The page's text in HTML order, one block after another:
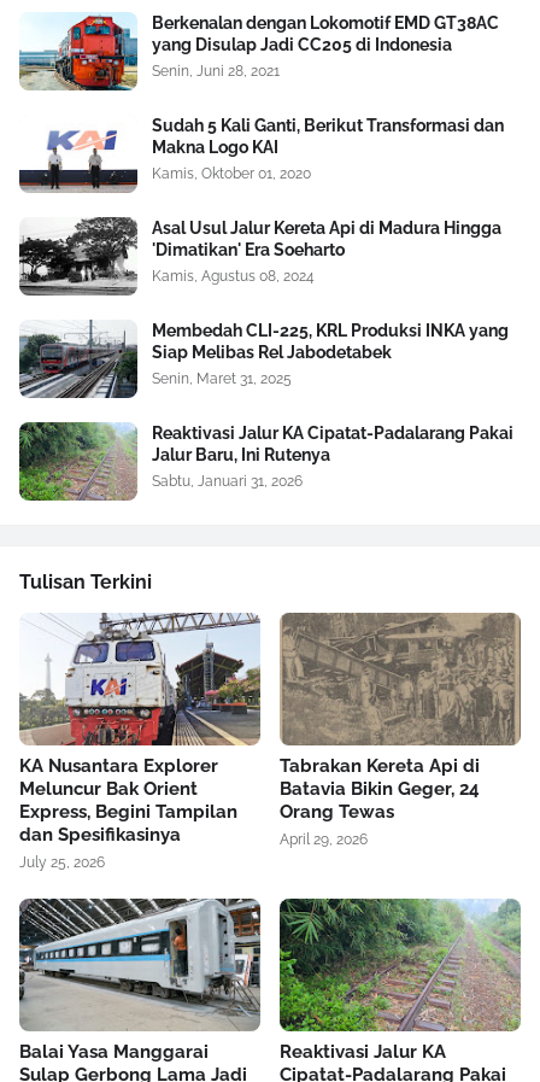
Berkenalan dengan Lokomotif EMD GT38AC
yang Disulap Jadi CC205 di Indonesia
Senin, Juni 28, 2021
Sudah 5 Kali Ganti, Berikut Transformasi dan
Makna Logo KAI
Kamis, Oktober 01, 2020
Asal Usul Jalur Kereta Api di Madura Hingga
'Dimatikan' Era Soeharto
Kamis, Agustus 08, 2024
Membedah CLI-225, KRL Produksi INKA yang
Siap Melibas Rel Jabodetabek
Senin, Maret 31, 2025
Reaktivasi Jalur KA Cipatat-Padalarang Pakai
Jalur Baru, Ini Rutenya
Sabtu, Januari 31, 2026
Tulisan Terkini
KA Nusantara Explorer
Meluncur Bak Orient
Express, Begini Tampilan
dan Spesifikasinya
July 25, 2026
Tabrakan Kereta Api di
Batavia Bikin Geger, 24
Orang Tewas
April 29, 2026
Balai Yasa Manggarai
Sulap Gerbong Lama Jadi
Reaktivasi Jalur KA
Cipatat-Padalarang Pakai